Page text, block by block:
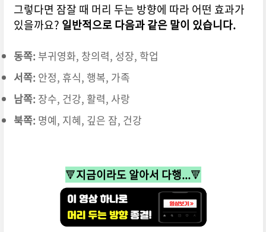
그렇다면 잠잘 때 머리 두는 방향에 따라 어떤 효과가
있을까요? 일반적으로 다음과 같은 말이 있습니다.
동쪽: 부귀영화, 창의력, 성장, 학업
서쪽: 안정, 휴식, 행복, 가족
남쪽: 장수, 건강, 활력, 사랑
북쪽: 명예, 지혜, 깊은 잠, 건강
🔻지금이라도 알아서 다행...🔻